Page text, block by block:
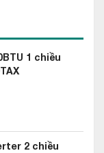
mốc trong dàn
1 chiều
2 chiều